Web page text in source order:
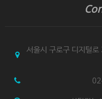
서울시 구로구 디지털